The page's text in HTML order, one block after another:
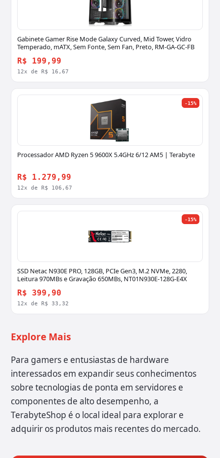
Gabinete Gamer Rise Mode Galaxy Curved, Mid Tower, Vidro
Temperado, mATX, Sem Fonte, Sem Fan, Preto, RM-GA-GC-FB
R$ 199,99
12x de R$ 16,67
-15%
Processador AMD Ryzen 5 9600X 5.4GHz 6/12 AM5 | Terabyte
R$ 1.279,99
12x de R$ 106,67
-15%
SSD Netac N930E PRO, 128GB, PCIe Gen3, M.2 NVMe, 2280,
Leitura 970MBs e Gravação 650MBs, NT01N930E-128G-E4X
R$ 399,90
12x de R$ 33,32
Explore Mais
Para gamers e entusiastas de hardware
interessados em expandir seus conhecimentos
sobre tecnologias de ponta em servidores e
componentes de alto desempenho, a
TerabyteShop é o local ideal para explorar e
adquirir os produtos mais recentes do mercado.